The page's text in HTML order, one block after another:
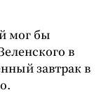
мог бы
в
завтрак в